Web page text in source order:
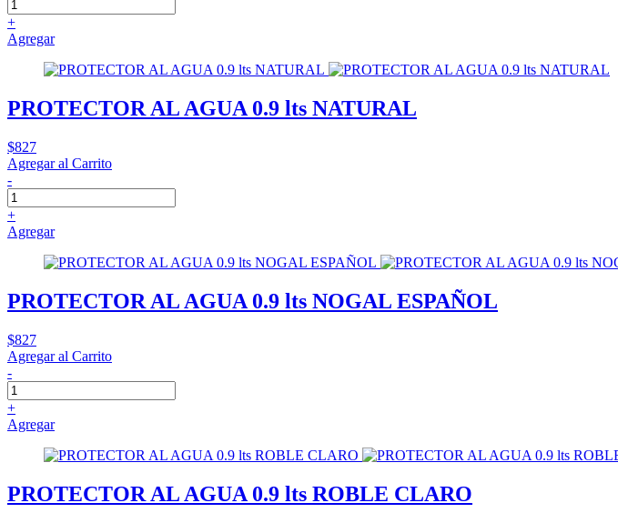
+
Agregar
PROTECTOR AL AGUA 0.9 lts NATURAL
$827
Agregar al Carrito
-
+
Agregar
PROTECTOR AL AGUA 0.9 lts NOGAL ESPAÑOL
$827
Agregar al Carrito
-
+
Agregar
PROTECTOR AL AGUA 0.9 lts ROBLE CLARO